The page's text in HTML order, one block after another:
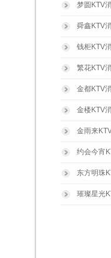
梦圆KTV
舜鑫KTV
钱柜KTV
繁花KTV
金都KTV
金楼KTV
金雨来
约会今宵
东方明珠
璀璨星光